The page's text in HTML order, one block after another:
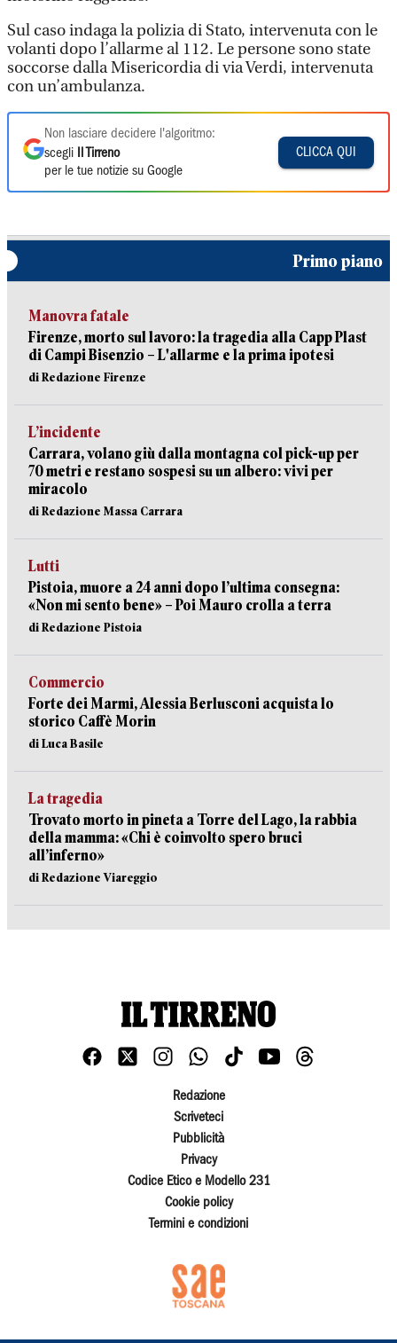
Sul caso indaga la polizia di Stato, intervenuta con le
volanti dopo l’allarme al 112. Le persone sono state
soccorse dalla Misericordia di via Verdi, intervenuta
con un’ambulanza.
Non lasciare decidere l'algoritmo:
scegli
Il Tirreno
per le tue notizie su Google
CLICCA QUI
Primo piano
Manovra fatale
Firenze, morto sul lavoro: la tragedia alla Capp Plast
di Campi Bisenzio – L'allarme e la prima ipotesi
di Redazione Firenze
L’incidente
Carrara, volano giù dalla montagna col pick-up per
70 metri e restano sospesi su un albero: vivi per
miracolo
di Redazione Massa Carrara
Lutti
Pistoia, muore a 24 anni dopo l’ultima consegna:
«Non mi sento bene» – Poi Mauro crolla a terra
di Redazione Pistoia
Commercio
Forte dei Marmi, Alessia Berlusconi acquista lo
storico Caffè Morin
di Luca Basile
La tragedia
Trovato morto in pineta a Torre del Lago, la rabbia
della mamma: «Chi è coinvolto spero bruci
all’inferno»
di Redazione Viareggio
Redazione
Scriveteci
Pubblicità
Privacy
Codice Etico e Modello 231
Cookie policy
Termini e condizioni